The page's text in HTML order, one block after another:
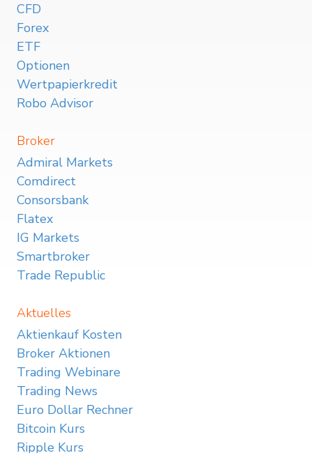
CFD
Forex
ETF
Optionen
Wertpapierkredit
Robo Advisor
Broker
Admiral Markets
Comdirect
Consorsbank
Flatex
IG Markets
Smartbroker
Trade Republic
Aktuelles
Aktienkauf Kosten
Broker Aktionen
Trading Webinare
Trading News
Euro Dollar Rechner
Bitcoin Kurs
Ripple Kurs